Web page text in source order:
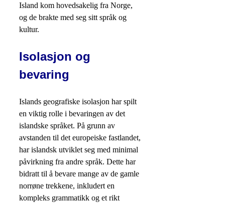
Island kom hovedsakelig fra Norge,
og de brakte med seg sitt språk og
kultur.
Isolasjon og
bevaring
Islands geografiske isolasjon har spilt
en viktig rolle i bevaringen av det
islandske språket. På grunn av
avstanden til det europeiske fastlandet,
har islandsk utviklet seg med minimal
påvirkning fra andre språk. Dette har
bidratt til å bevare mange av de gamle
norrøne trekkene, inkludert en
kompleks grammatikk og et rikt